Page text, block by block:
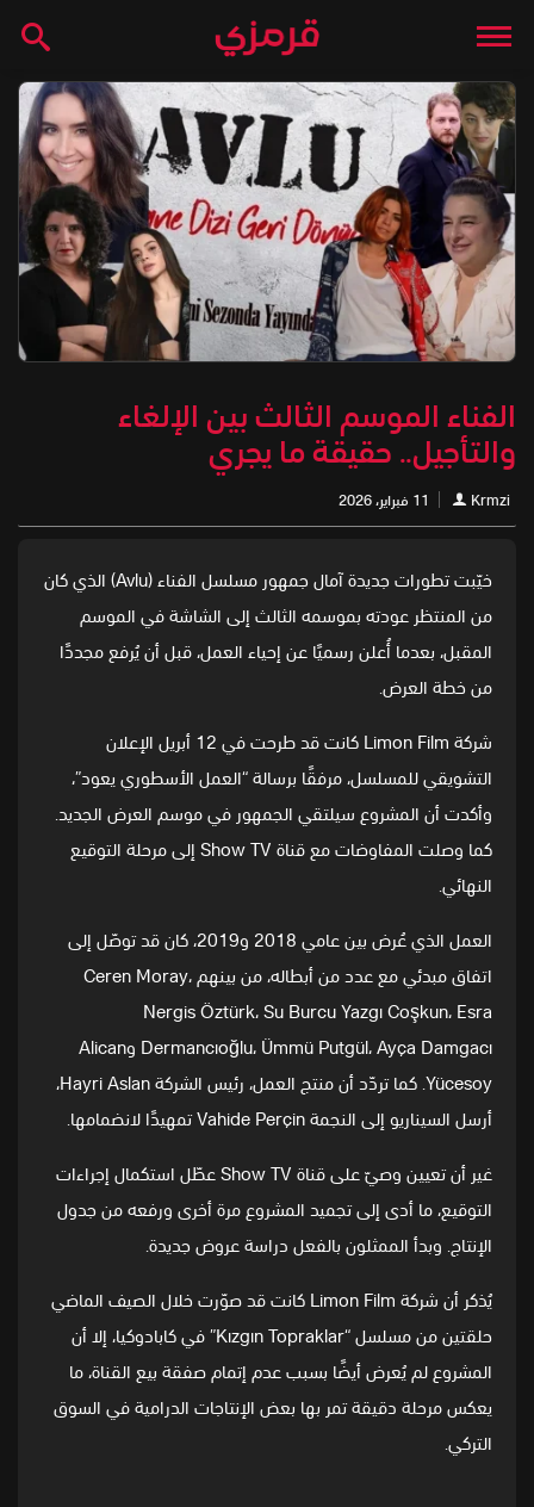
الفناء الموسم الثالث بين الإلغاء
والتأجيل.. حقيقة ما يجري
Krmzi 11 فبراير، 2026
خيّبت تطورات جديدة آمال جمهورمسلسل الفناء
(Avlu) الذي كان
من المنتظر عودته بموسمه الثالث إلى الشاشة في الموسم
المقبل، بعدما أُعلن رسميًا عن إحياء العمل، قبل أن يُرفع مجددًا
من خطة العرض.
شركة Limon Film كانت قد طرحت في 12 أبريل الإعلان
التشويقي للمسلسل، مرفقًا برسالة “العمل الأسطوري يعود”،
وأكدت أن المشروع سيلتقي الجمهور في موسم العرض الجديد.
كما وصلت المفاوضات مع قناة Show TV إلى مرحلة التوقيع
النهائي.
العمل الذي عُرض بين عامي 2018 و2019، كان قد توصّل إلى
اتفاق مبدئي مع عدد من أبطاله، من بينهم Ceren Moray،
Nergis Öztürk، Su Burcu Yazgı Coşkun، Esra
Dermancıoğlu، Ümmü Putgül، Ayça Damgacı وAlican
Yücesoy. كما تردّد أن منتج العمل، رئيس الشركة Hayri Aslan،
أرسل السيناريو إلى النجمة Vahide Perçin تمهيدًا لانضمامها.
غير أن تعيين وصيّ على قناة Show TV عطّل استكمال إجراءات
التوقيع، ما أدى إلى تجميد المشروع مرة أخرى ورفعه من جدول
الإنتاج. وبدأ الممثلون بالفعل دراسة عروض جديدة.
يُذكر أن شركة Limon Film كانت قد صوّرت خلال الصيف الماضي
حلقتين من مسلسل “Kızgın Topraklar” في كابادوكيا، إلا أن
المشروع لم يُعرض أيضًا بسبب عدم إتمام صفقة بيع القناة، ما
يعكس مرحلة دقيقة تمر بها بعض الإنتاجات الدرامية في السوق
التركي.